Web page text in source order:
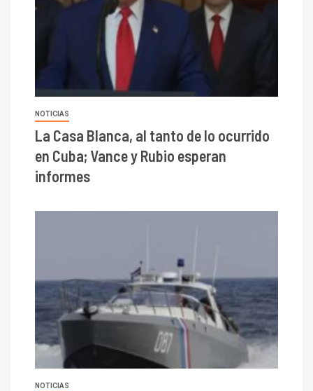
NOTICIAS
La Casa Blanca, al tanto de lo ocurrido
en Cuba; Vance y Rubio esperan
informes
NOTICIAS